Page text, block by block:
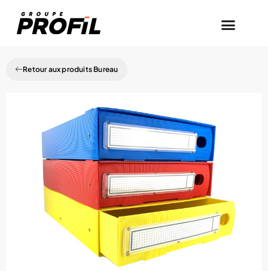
Retour aux produits Bureau